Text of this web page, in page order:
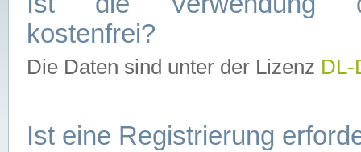
kostenfrei?
Die Daten sind unter der Lizenz
Ist eine Registrierung